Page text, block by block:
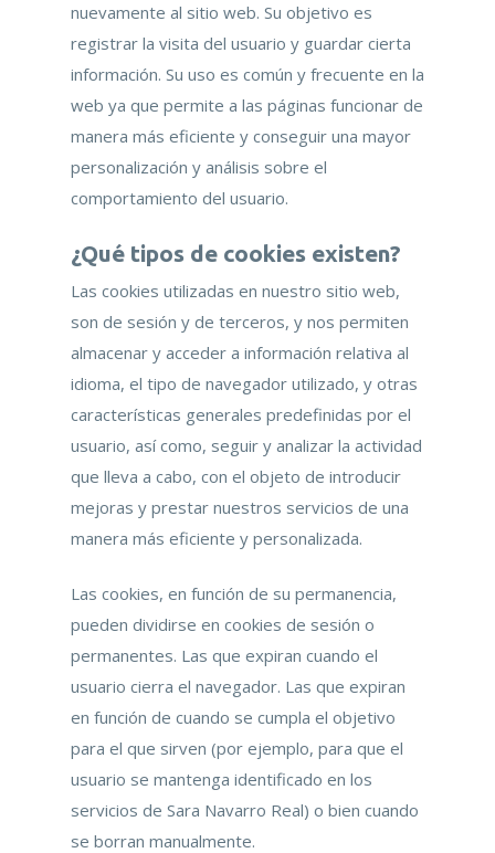
nuevamente al sitio web. Su objetivo es
registrar la visita del usuario y guardar cierta
información. Su uso es común y frecuente en la
web ya que permite a las páginas funcionar de
manera más eficiente y conseguir una mayor
personalización y análisis sobre el
comportamiento del usuario.
¿Qué tipos de cookies existen?
Las cookies utilizadas en nuestro sitio web,
son de sesión y de terceros, y nos permiten
almacenar y acceder a información relativa al
idioma, el tipo de navegador utilizado, y otras
características generales predefinidas por el
usuario, así como, seguir y analizar la actividad
que lleva a cabo, con el objeto de introducir
mejoras y prestar nuestros servicios de una
manera más eficiente y personalizada.
Las cookies, en función de su permanencia,
pueden dividirse en cookies de sesión o
permanentes. Las que expiran cuando el
usuario cierra el navegador. Las que expiran
en función de cuando se cumpla el objetivo
para el que sirven (por ejemplo, para que el
usuario se mantenga identificado en los
servicios de Sara Navarro Real) o bien cuando
se borran manualmente.